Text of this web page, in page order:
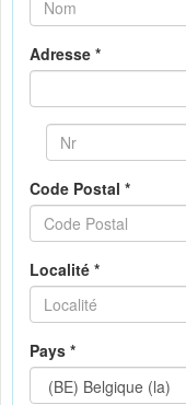
Adresse *
Code Postal *
Localité *
Pays *